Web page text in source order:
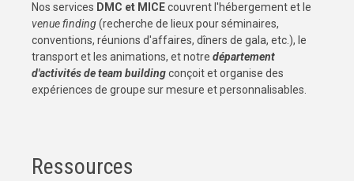
Nos services DMC et MICEcouvrent l'hébergement et le
venue finding(recherche de lieux pour séminaires,
conventions, réunions d'affaires, dîners de gala, etc.), le
transport et les animations, et notre département
d'activités de team buildingconçoit et organise des
expériences de groupe sur mesure et personnalisables.
Ressources